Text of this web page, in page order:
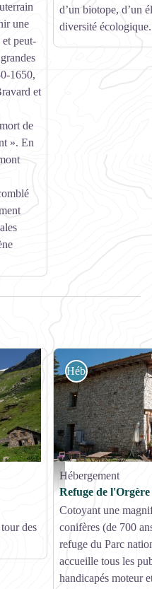
une
et peut-
1650,
et
de
». En
d’un biotope, d’un
diversité écologique.
- PNV
des
Refuge de l'Orgère à
Hébergement
Hébergement
Refuge de
Cotoyant une
conifères (de 700
refuge du Parc
accueille tous les
handicapés moteur